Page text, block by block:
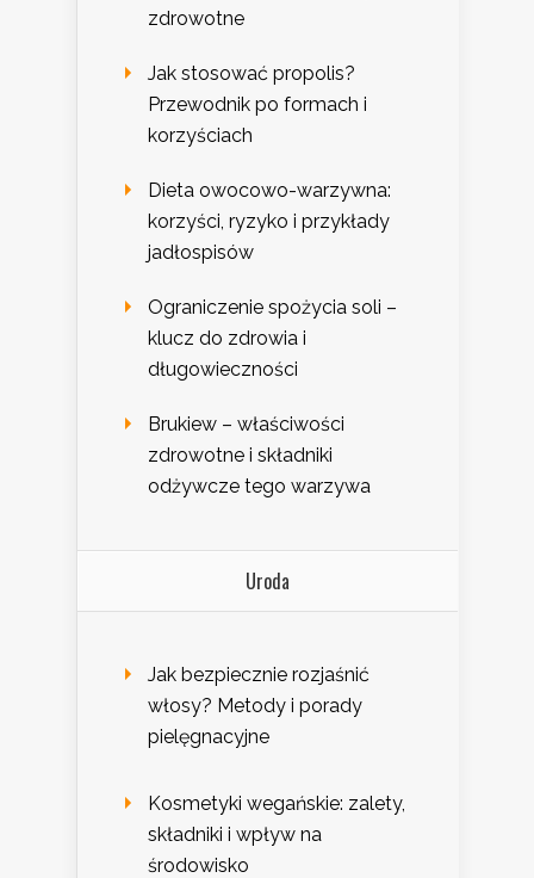
zdrowotne
Jak stosować propolis?
Przewodnik po formach i
korzyściach
Dieta owocowo-warzywna:
korzyści, ryzyko i przykłady
jadłospisów
Ograniczenie spożycia soli –
klucz do zdrowia i
długowieczności
Brukiew – właściwości
zdrowotne i składniki
odżywcze tego warzywa
Uroda
Jak bezpiecznie rozjaśnić
włosy? Metody i porady
pielęgnacyjne
Kosmetyki wegańskie: zalety,
składniki i wpływ na
środowisko